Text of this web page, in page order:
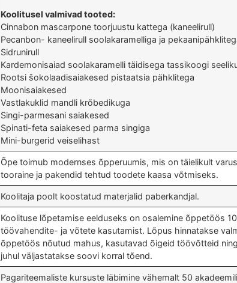
Koolitusel valmivad tooted:
Cinnabon mascarpone toorjuustu kattega (kaneelirull)
Pecanbon- kaneelirull soolakaramelliga ja
Sidrunirull
Kardemonisaiad soolakaramelli täidisega tassikoogi
Rootsi šokolaadisaiakesed pistaatsia pähklitega
Moonisaiakesed
Vastlakuklid mandli krõbedikuga
Singi-parmesani saiakesed
Spinati-feta saiakesed parma singiga
Mini-burgerid veiselihast
Õpe toimub modernses õpperuumis, mis on täielikult
tooraine ja pakendid tehtud toodete kaasa võtmiseks.
Koolitaja poolt koostatud materjalid paberkandjal.
Koolituse lõpetamise eelduseks on osalemine õppetöös
töövahendite- ja võtete kasutamist. Lõpus hinnatakse
õppetöös nõutud mahus, kasutavad õigeid töövõtteid
juhul väljastatakse soovi korral tõend.
Pagariteemaliste kursuste läbimine vähemalt 50